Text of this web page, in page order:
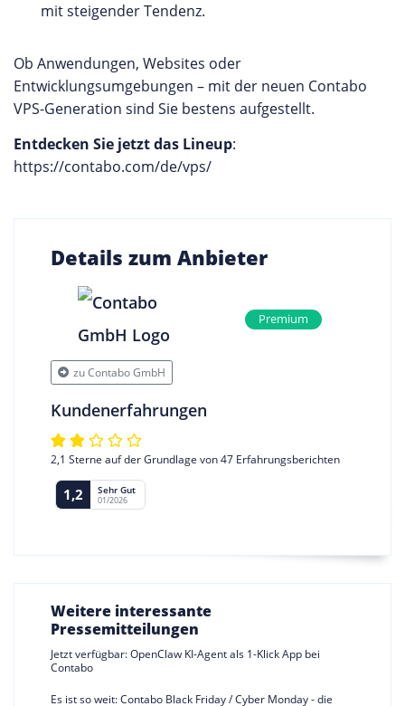
mit steigender Tendenz.
Ob Anwendungen, Websites oder
Entwicklungsumgebungen – mit der neuen Contabo
VPS-Generation sind Sie bestens aufgestellt.
Entdecken Sie jetzt das Lineup:
https://contabo.com/de/vps/
Details zum Anbieter
Premium
zu Contabo GmbH
Kundenerfahrungen
2,1 Sterne auf der Grundlage von 47 Erfahrungsberichten
1,2 Sehr Gut
01/2026
Weitere interessante
Pressemitteilungen
Jetzt verfügbar: OpenClaw KI-Agent als 1-Klick App bei
Contabo
Es ist so weit: Contabo Black Friday / Cyber Monday - die